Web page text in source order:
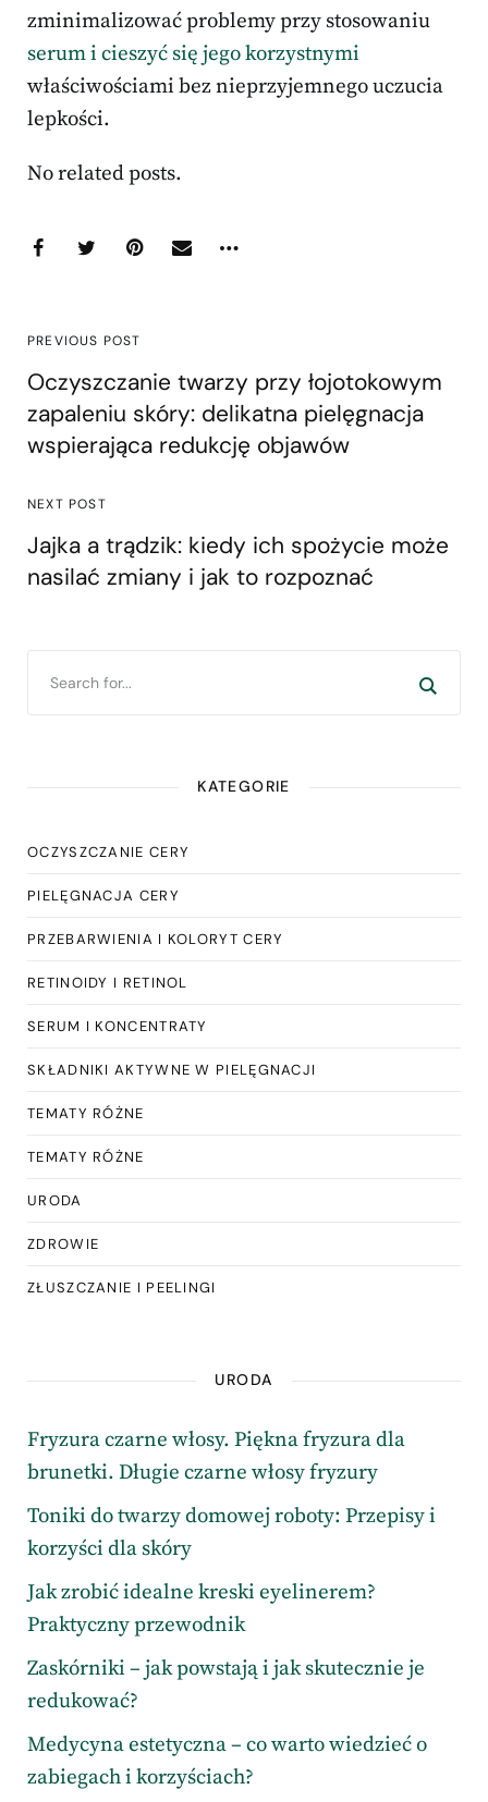
zminimalizować problemy przy stosowaniu
serum i cieszyć się jego korzystnymi
właściwościami bez nieprzyjemnego uczucia
lepkości.
No related posts.
PREVIOUS POST
Oczyszczanie twarzy przy łojotokowym
zapaleniu skóry: delikatna pielęgnacja
wspierająca redukcję objawów
NEXT POST
Jajka a trądzik: kiedy ich spożycie może
nasilać zmiany i jak to rozpoznać
KATEGORIE
OCZYSZCZANIE CERY
PIELĘGNACJA CERY
PRZEBARWIENIA I KOLORYT CERY
RETINOIDY I RETINOL
SERUM I KONCENTRATY
SKŁADNIKI AKTYWNE W PIELĘGNACJI
TEMATY RÓŻNE
TEMATY RÓŻNE
URODA
ZDROWIE
ZŁUSZCZANIE I PEELINGI
URODA
Fryzura czarne włosy. Piękna fryzura dla
brunetki. Długie czarne włosy fryzury
Toniki do twarzy domowej roboty: Przepisy i
korzyści dla skóry
Jak zrobić idealne kreski eyelinerem?
Praktyczny przewodnik
Zaskórniki – jak powstają i jak skutecznie je
redukować?
Medycyna estetyczna – co warto wiedzieć o
zabiegach i korzyściach?